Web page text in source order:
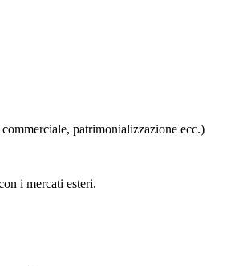
patrimonializzazione ecc.)
i mercati esteri.